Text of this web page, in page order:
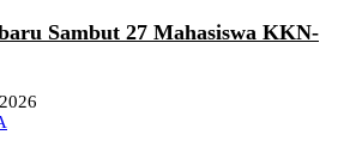
Sambut 27 Mahasiswa KKN-